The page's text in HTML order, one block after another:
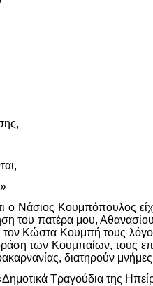
ο Νάσιος Κουμπόπουλος
του πατέρα μου,
τον Κώστα Κουμπή τους
των Κουμπαίων, τους
διατηρούν
Τραγούδια της